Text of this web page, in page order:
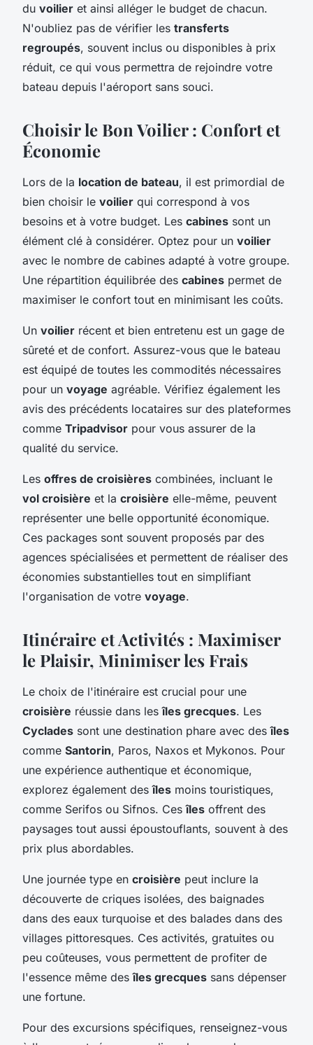
du voilier et ainsi alléger le budget de chacun.
N'oubliez pas de vérifier les transferts
regroupés, souvent inclus ou disponibles à prix
réduit, ce qui vous permettra de rejoindre votre
bateau depuis l'aéroport sans souci.
Choisir le Bon Voilier : Confort et
Économie
Lors de la location de bateau, il est primordial de
bien choisir le voilier qui correspond à vos
besoins et à votre budget. Les cabines sont un
élément clé à considérer. Optez pour un voilier
avec le nombre de cabines adapté à votre groupe.
Une répartition équilibrée des cabines permet de
maximiser le confort tout en minimisant les coûts.
Un voilier récent et bien entretenu est un gage de
sûreté et de confort. Assurez-vous que le bateau
est équipé de toutes les commodités nécessaires
pour un voyage agréable. Vérifiez également les
avis des précédents locataires sur des plateformes
comme Tripadvisor pour vous assurer de la
qualité du service.
Les offres de croisières combinées, incluant le
vol croisière et la croisière elle-même, peuvent
représenter une belle opportunité économique.
Ces packages sont souvent proposés par des
agences spécialisées et permettent de réaliser des
économies substantielles tout en simplifiant
l'organisation de votre voyage.
Itinéraire et Activités : Maximiser
le Plaisir, Minimiser les Frais
Le choix de l'itinéraire est crucial pour une
croisière réussie dans lesîles grecques. Les
Cyclades sont une destination phare avec desîles
comme Santorin, Paros, Naxos et Mykonos. Pour
une expérience authentique et économique,
explorez également desîles moins touristiques,
comme Serifos ou Sifnos. Cesîles offrent des
paysages tout aussi époustouflants, souvent à des
prix plus abordables.
Une journée type en croisière peut inclure la
découverte de criques isolées, des baignades
dans des eaux turquoise et des balades dans des
villages pittoresques. Ces activités, gratuites ou
peu coûteuses, vous permettent de profiter de
l'essence même desîles grecques sans dépenser
une fortune.
Pour des excursions spécifiques, renseignez-vous